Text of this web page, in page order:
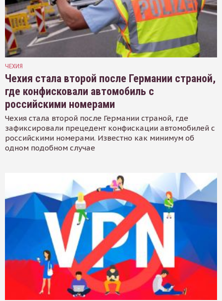
ЧЕХИЯ
Чехия стала второй после Германии страной,
где конфисковали автомобиль с
российскими номерами
Чехия стала второй после Германии страной, где
зафиксировали прецедент конфискации автомобилей с
российскими номерами. Известно как минимум об
одном подобном случае